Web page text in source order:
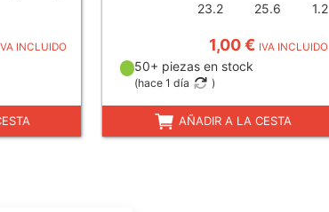
INCLUIDO
23.2 25.6 1.2
1,00 € IVA INCLUIDO
50+ piezas en stock
(hace 1 día )
AÑADIR A LA CESTA